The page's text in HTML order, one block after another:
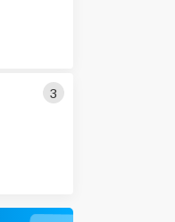
3